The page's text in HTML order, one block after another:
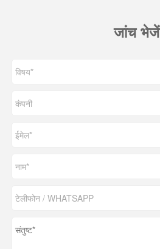
जांच भेजें